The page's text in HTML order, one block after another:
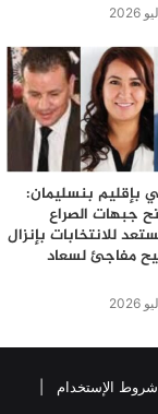
بإقليم بنسليمان:
جبهات الصراع
للانتخابات بإنزال
مفاجئ لسعاد
شروط الإستخدام